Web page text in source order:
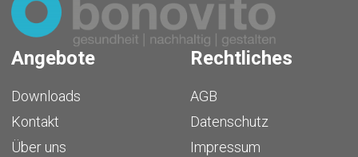
Angebote
Downloads
Kontakt
Über uns
Rechtliches
AGB
Datenschutz
Impressum